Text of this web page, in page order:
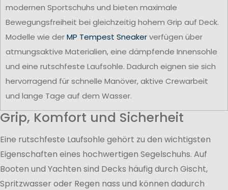
modernen Sportschuhs und bieten maximale
Bewegungsfreiheit bei gleichzeitig hohem Grip auf Deck.
Modelle wie derMP Tempest Sneakerverfügen über
atmungsaktive Materialien, eine dämpfende Innensohle
und eine rutschfeste Laufsohle. Dadurch eignen sie sich
hervorragend für schnelle Manöver, aktive Crewarbeit
und lange Tage auf dem Wasser.
Grip, Komfort und Sicherheit
Eine rutschfeste Laufsohle gehört zu den wichtigsten
Eigenschaften eines hochwertigen Segelschuhs. Auf
Booten und Yachten sind Decks häufig durch Gischt,
Spritzwasser oder Regen nass und können dadurch